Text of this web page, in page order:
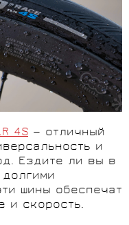
4S — отличный
и
Ездите ли вы в
шины обеспечат
и скорость.